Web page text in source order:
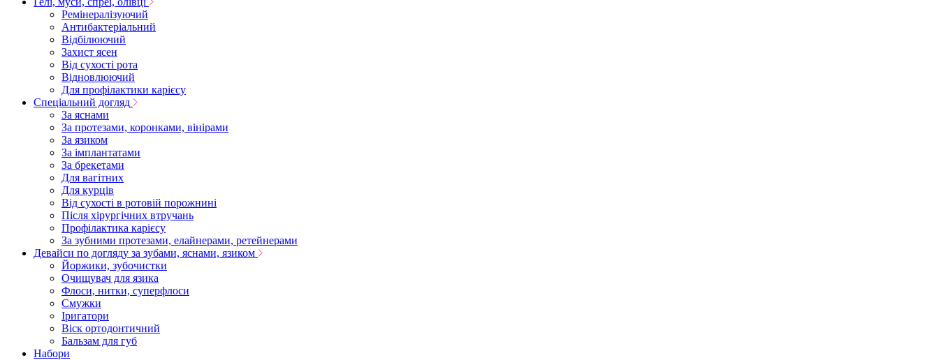
Ремінералізуючий
Антибактеріальний
Відбілюючий
Захист ясен
Від сухості рота
Відновлюючий
Для профілактики карієсу
Спеціальний догляд
За яснами
За протезами, коронками, вінірами
За язиком
За імплантатами
За брекетами
Для вагітних
Для курців
Від сухості в ротовій порожнині
Після хірургічних втручань
Профілактика карієсу
За зубними протезами, елайнерами, ретейнерами
Девайси по догляду за зубами, яснами, язиком
Йоржики, зубочистки
Очищувач для язика
Флоси, нитки, суперфлоси
Смужки
Іригатори
Віск ортодонтичний
Бальзам для губ
Набори